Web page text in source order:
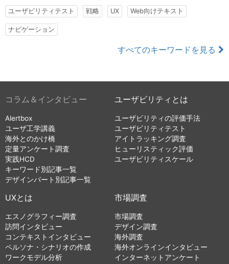
ユーザビリティテスト 戦略 UX Web向けテキスト
ナビゲーション
すべてのキーワードを見る
コラム＆インタビュー
Alertbox
ユーザ工学講義
海外とのかけ橋
定量アンケート調査
実践HCD
キーワード別記事一覧
デザインパート別記事一覧
ユーザビリティとは
ユーザビリティの評価手法
ユーザビリティテスト
アイトラッキング調査
ヒューリスティック評価
ユーザビリティスケール
UXとは
エスノグラフィー調査
訪問インタビュー
コンテキストインタビュー
ペルソナ・シナリオの作成
ワークモデル分析
市場調査
市場調査
デザイン調査
海外調査
海外オンラインインタビュー
インターネットアンケート